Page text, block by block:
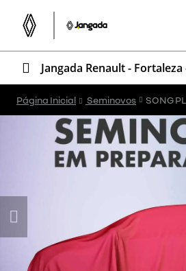
Jangada Renault - Fortaleza
Página Inicial Seminovos SONG